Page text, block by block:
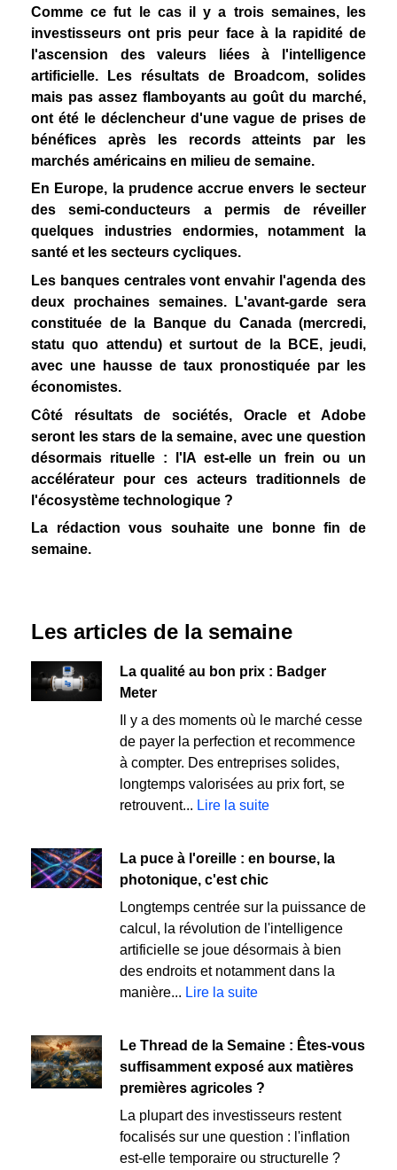
Comme ce fut le cas il y a trois semaines, les
investisseurs ont pris peur face à la rapidité de
l'ascension des valeurs liées à l'intelligence
artificielle. Les résultats de Broadcom, solides
mais pas assez flamboyants au goût du marché,
ont été le déclencheur d'une vague de prises de
bénéfices après les records atteints par les
marchés américains en milieu de semaine.
En Europe, la prudence accrue envers le secteur
des semi-conducteurs a permis de réveiller
quelques industries endormies, notamment la
santé et les secteurs cycliques.
Les banques centrales vont envahir l'agenda des
deux prochaines semaines. L'avant-garde sera
constituée de la Banque du Canada (mercredi,
statu quo attendu) et surtout de la BCE, jeudi,
avec une hausse de taux pronostiquée par les
économistes.
Côté résultats de sociétés, Oracle et Adobe
seront les stars de la semaine, avec une question
désormais rituelle : l'IA est-elle un frein ou un
accélérateur pour ces acteurs traditionnels de
l'écosystème technologique ?
La rédaction vous souhaite une bonne fin de
semaine.
Les articles de la semaine
La qualité au bon prix : Badger
Meter
Il y a des moments où le marché cesse
de payer la perfection et recommence
à compter. Des entreprises solides,
longtemps valorisées au prix fort, se
retrouvent... Lire la suite
La puce à l'oreille : en bourse, la
photonique, c'est chic
Longtemps centrée sur la puissance de
calcul, la révolution de l'intelligence
artificielle se joue désormais à bien
des endroits et notamment dans la
manière... Lire la suite
Le Thread de la Semaine : Êtes-vous
suffisamment exposé aux matières
premières agricoles ?
La plupart des investisseurs restent
focalisés sur une question : l'inflation
est-elle temporaire ou structurelle ?